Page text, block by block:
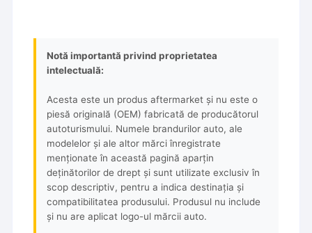
Notă importantă privind proprietatea
intelectuală:
Acesta este un produs aftermarket și nu este o
piesă originală (OEM) fabricată de producătorul
autoturismului. Numele brandurilor auto, ale
modelelor și ale altor mărci înregistrate
menționate în această pagină aparțin
deținătorilor de drept și sunt utilizate exclusiv în
scop descriptiv, pentru a indica destinația și
compatibilitatea produsului. Produsul nu include
și nu are aplicat logo-ul mărcii auto.